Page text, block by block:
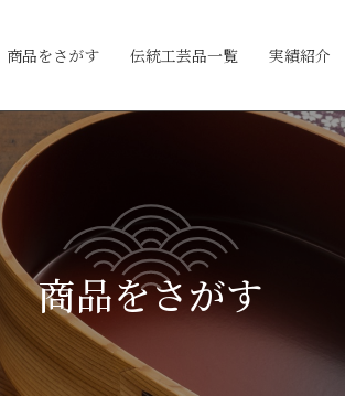
商品をさがす 伝統工芸品一覧 実績紹介
商品をさがす